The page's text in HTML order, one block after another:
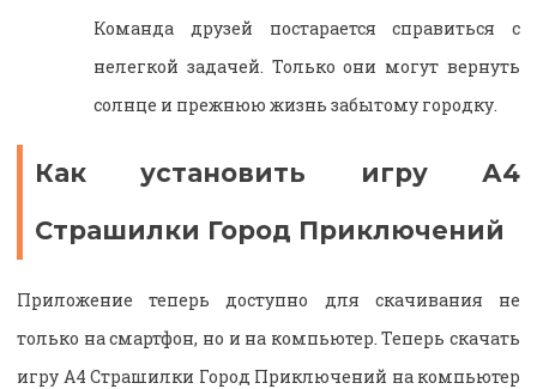
Команда друзей постарается справиться с
нелегкой задачей. Только они могут вернуть
солнце и прежнюю жизнь забытому городку.
Как установить игру А4
Страшилки Город Приключений
Приложение теперь доступно для скачивания не
только на смартфон, но и на компьютер. Теперь скачать
игру А4 Страшилки Город Приключений на компьютер